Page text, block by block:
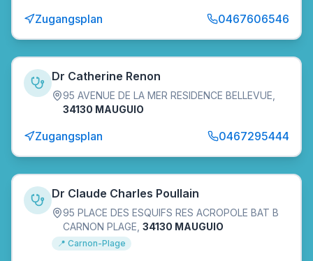
Zugangsplan 0467606546
Dr Catherine Renon
95 AVENUE DE LA MER RESIDENCE BELLEVUE
34130 MAUGUIO
Zugangsplan 0467295444
Dr Claude Charles Poullain
95 PLACE DES ESQUIFS RES ACROPOLE BAT B
CARNON PLAGE 34130 MAUGUIO
📍 Carnon-Plage